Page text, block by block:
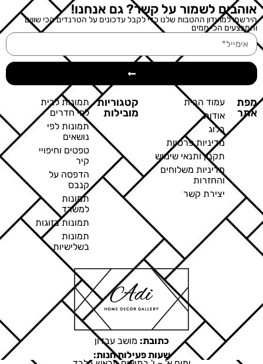
אוהבים לשמור על קשר? גם אנחנו!
הירשמו למועדון ההטבות שלנו כדי לקבל עדכונים על הטרנדים הכי שווים
והמבצעים הכי חמים
מפת
אתר
עמוד הבית
אודות
בלוג
מדיניות פרטיות
תקנון ותנאי שימוש
מדיניות משלוחים
והחזרות
יצירת קשר
קטגוריות
מובילות
תמונות לבית
לפי חדרים
תמונות לפי
נושאים
טפטים וחיפויי
קיר
הדפסה על
קנבס
תמונות
למשרד
תמונות בזוגות
תמונות
בשלישיות
כתובת: מושב עבדון
שעות פעילות חנות: